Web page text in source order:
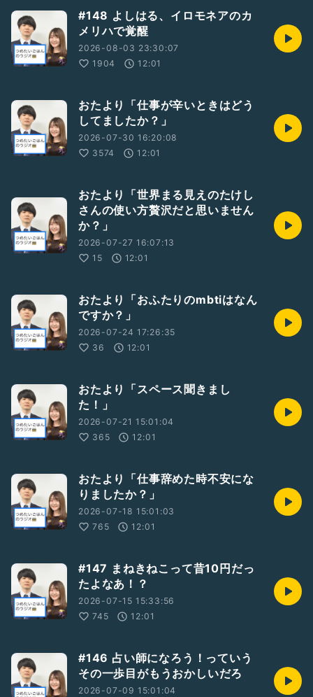
#148 よしはる、イロモネアのカ
メリハで覚醒
2026-08-03 23:30:07
1904
12:01
おたより「仕事が辛いときはどう
してましたか？」
2026-07-30 16:20:08
3574
12:01
おたより「世界まる見えのたけし
さんの使い方贅沢だと思いません
か？」
2026-07-27 16:07:13
15
12:01
おたより「おふたりのmbtiはなん
ですか？」
2026-07-24 17:26:35
36
12:01
おたより「スペース聞きまし
た！」
2026-07-21 15:01:04
365
12:01
おたより「仕事辞めた時不安にな
りましたか？」
2026-07-18 15:01:03
765
12:01
#147 まねきねこって昔10円だっ
たよなあ！？
2026-07-15 15:33:56
745
12:01
#146 占い師になろう！っていう
その一歩目がもうおかしいだろ
2026-07-09 15:01:04